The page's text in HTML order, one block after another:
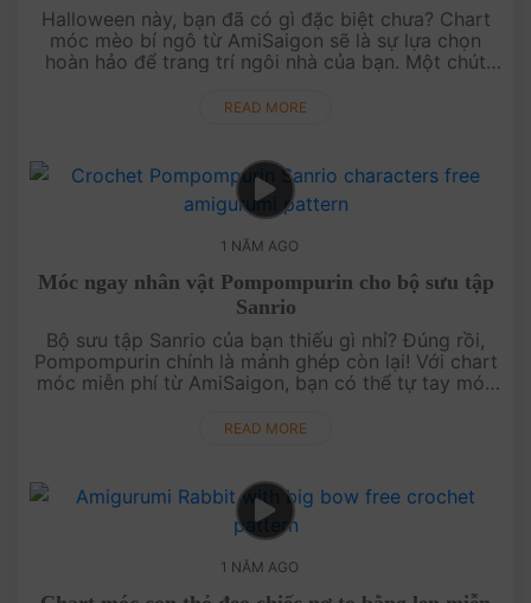
Halloween này, bạn đã có gì đặc biệt chưa? Chart
móc mèo bí ngô từ AmiSaigon sẽ là sự lựa chọn
hoàn hảo để trang trí ngôi nhà của bạn. Một chút
Halloween thêm phần t....
READ MORE
1 NĂM AGO
Móc ngay nhân vật Pompompurin cho bộ sưu tập
Sanrio
Bộ sưu tập Sanrio của bạn thiếu gì nhỉ? Đúng rồi,
Pompompurin chính là mảnh ghép còn lại! Với chart
móc miễn phí từ AmiSaigon, bạn có thể tự tay móc
Sanrio của mình. Thử ....
READ MORE
1 NĂM AGO